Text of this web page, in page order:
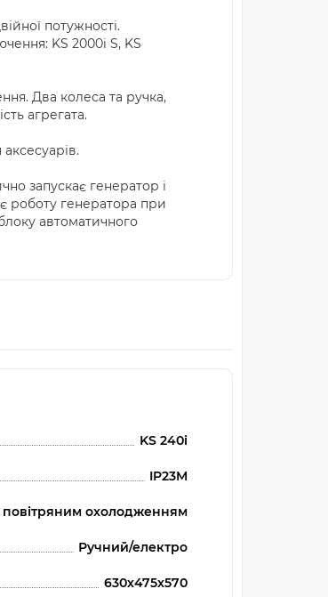
потужності.
KS 2000i S, KS
Два колеса та ручка,
агрегата.
запускає генератор і
роботу генератора при
автоматичного
KS 240i
IP23M
повітряним охолодженням
Ручний/електро
630х475х570